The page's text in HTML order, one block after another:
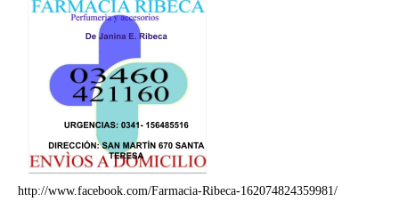
http://www.facebook.com/Farmacia-Ribeca-162074824359981/